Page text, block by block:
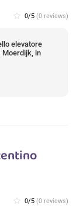
star_border 0/5 (0 reviews)
elevatore
in
star_border 0/5 (0 reviews)